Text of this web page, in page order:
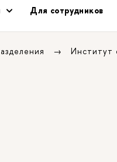
Для сотрудников
Институт